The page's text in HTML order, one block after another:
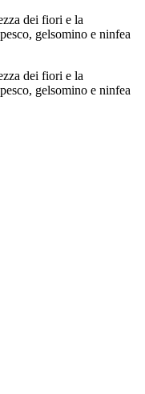
dei fiori e la
gelsomino e ninfea
dei fiori e la
gelsomino e ninfea